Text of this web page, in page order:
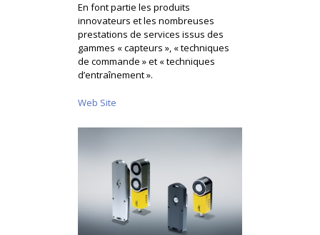
En font partie les produits
innovateurs et les nombreuses
prestations de services issus des
gammes « capteurs », « techniques
de commande » et « techniques
d’entraînement ».
Web Site